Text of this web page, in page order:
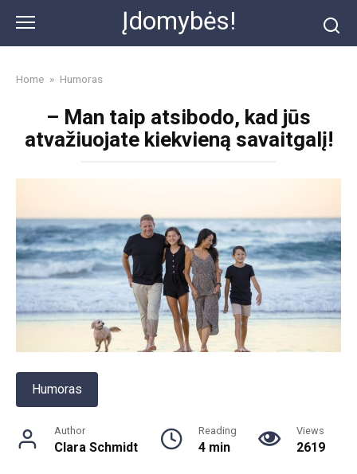
content
Įdomybės!
Home » Humoras
– Man taip atsibodo, kad jūs
atvažiuojate kiekvieną savaitgalį!
Humoras
Author
Clara Schmidt
Reading
4 min
Views
2619